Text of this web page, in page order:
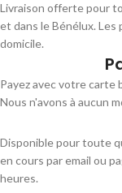
Livraison offerte pour
et dans le Bénélux.
domicile.
Payez avec votre carte
Nous n'avons à aucun
Disponible pour toute
en cours par email ou
heures.